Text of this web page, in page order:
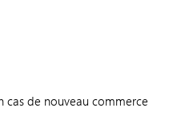
cas de nouveau commerce